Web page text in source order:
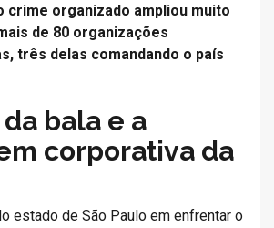
crime organizado ampliou muito
de 80 organizações
três delas comandando o país
bala e a
corporativa da
estado de São Paulo em enfrentar o